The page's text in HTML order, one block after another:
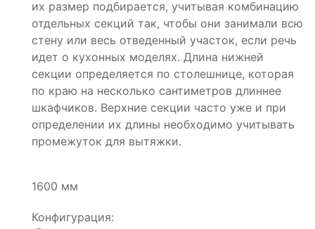
их размер подбирается, учитывая комбинацию
отдельных секций так, чтобы они занимали всю
стену или весь отведенный участок, если речь
идет о кухонных моделях. Длина нижней
секции определяется по столешнице, которая
по краю на несколько сантиметров длиннее
шкафчиков. Верхние секции часто уже и при
определении их длины необходимо учитывать
промежуток для вытяжки.
1600 мм
Конфигурация: